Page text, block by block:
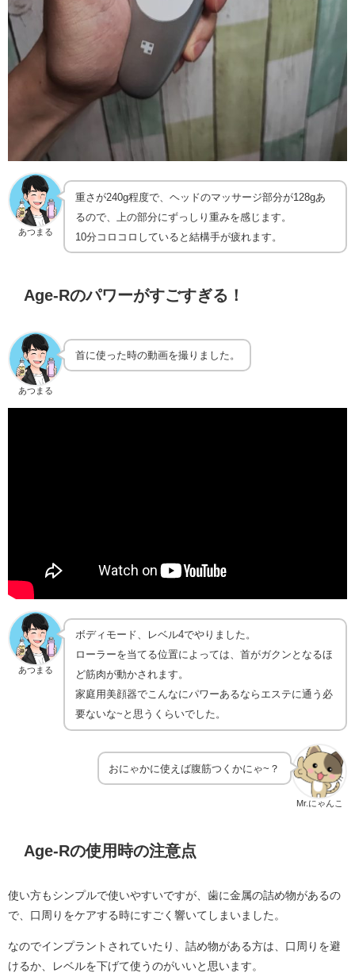
あつまる
重さが240g程度で、ヘッドのマッサージ部分が128gあ
るので、上の部分にずっしり重みを感じます。
10分コロコロしていると結構手が疲れます。
Age-Rのパワーがすごすぎる！
あつまる
首に使った時の動画を撮りました。
あつまる
ボディモード、レベル4でやりました。
ローラーを当てる位置によっては、首がガクンとなるほ
ど筋肉が動かされます。
家庭用美顔器でこんなにパワーあるならエステに通う必
要ないな~と思うくらいでした。
Mr.にゃんこ
おにゃかに使えば腹筋つくかにゃ~？
Age-Rの使用時の注意点
使い方もシンプルで使いやすいですが、歯に金属の詰め物があるの
で、口周りをケアする時にすごく響いてしまいました。
なのでインプラントされていたり、詰め物がある方は、口周りを避
けるか、レベルを下げて使うのがいいと思います。